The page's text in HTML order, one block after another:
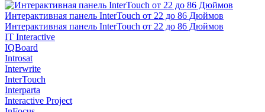
IT Interactive
IQBoard
Introsat
Interwrite
InterTouch
Interparta
Interactive Project